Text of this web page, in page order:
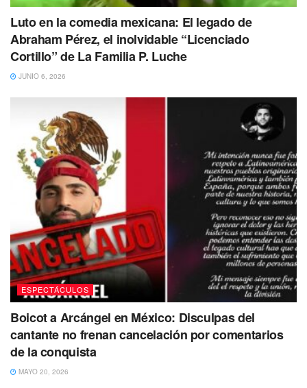
Luto en la comedia mexicana: El legado de
Abraham Pérez, el inolvidable “Licenciado
Cortillo” de La Familia P. Luche
JUNIO 6, 2026
ESPECTÁCULOS
Boicot a Arcángel en México: Disculpas del
cantante no frenan cancelación por comentarios
de la conquista
MAYO 20, 2026